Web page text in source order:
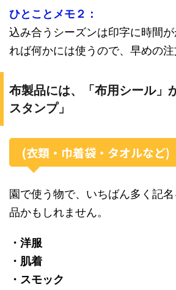
ひとことメモ２：
込み合うシーズンは印字に時間
れば何かには使うので、早めの注
布製品には、「布用シール」
スタンプ」
(衣類・巾着袋・タオルなど)
園で使う物で、いちばん多く記
品かもしれません。
・洋服
・肌着
・スモック